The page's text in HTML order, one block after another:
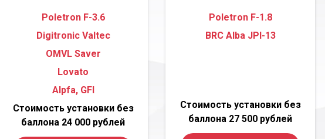
Poletron F-3.6
Digitronic Valtec
OMVL Saver
Lovato
Alpfa, GFI
Стоимость установки без
баллона 24 000 рублей
Poletron F-1.8
BRC Alba JPI-13
Стоимость установки без
баллона 27 500 рублей